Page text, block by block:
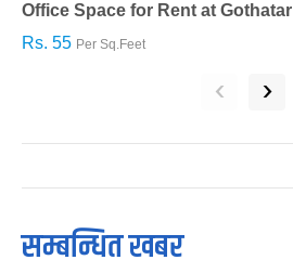
Office Space for Rent at Gothatar
Rs. 55 Per Sq.Feet
‹ ›
सम्बन्धित खबर